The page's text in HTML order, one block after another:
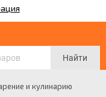
Найти
и кулинарию